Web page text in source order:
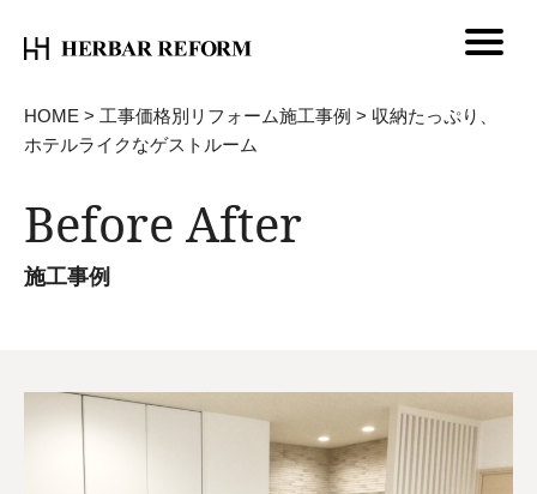
HOME > 工事価格別リフォーム施工事例 > 収納たっぷり、
ホテルライクなゲストルーム
Before After
施工事例